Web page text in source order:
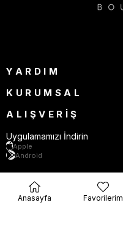
YARDIM
KURUMSAL
ALIŞVERİŞ
Uygulamamızı İndirin
Apple
Android
Anasayfa Favorilerim